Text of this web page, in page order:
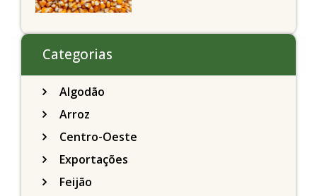
Categorias
Algodão
Arroz
Centro-Oeste
Exportações
Feijão